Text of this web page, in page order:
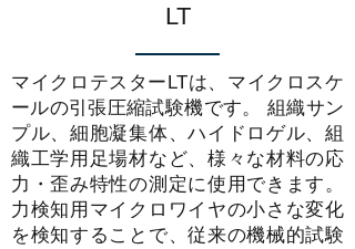
LT
マイクロテスターLTは、マイクロスケ
ールの引張圧縮試験機です。 組織サン
プル、細胞凝集体、ハイドロゲル、組
織工学用足場材など、様々な材料の応
力・歪み特性の測定に使用できます。
力検知用マイクロワイヤの小さな変化
を検知することで、従来の機械的試験